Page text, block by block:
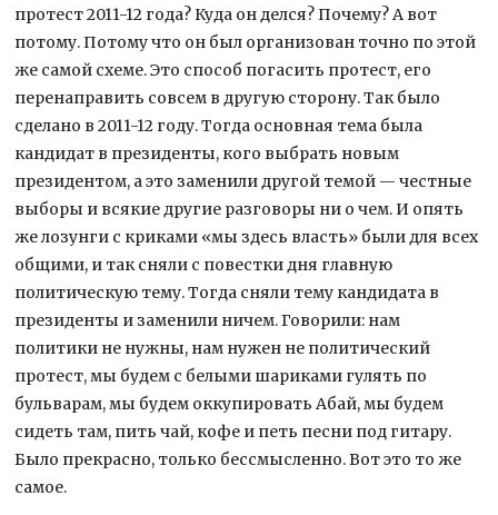
протест 2011-12 года? Куда он делся? Почему? А вот
потому. Потому что он был организован точно по этой
же самой схеме. Это способ погасить протест, его
перенаправить совсем в другую сторону. Так было
сделано в 2011-12 году. Тогда основная тема была
кандидат в президенты, кого выбрать новым
президентом, а это заменили другой темой — честные
выборы и всякие другие разговоры ни о чем. И опять
же лозунги с криками «мы здесь власть» были для всех
общими, и так сняли с повестки дня главную
политическую тему. Тогда сняли тему кандидата в
президенты и заменили ничем. Говорили: нам
политики не нужны, нам нужен не политический
протест, мы будем с белыми шариками гулять по
бульварам, мы будем оккупировать Абай, мы будем
сидеть там, пить чай, кофе и петь песни под гитару.
Было прекрасно, только бессмысленно. Вот это то же
самое.